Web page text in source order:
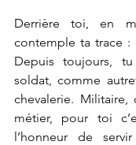
Derrière toi, en
contemple ta trace :
Depuis toujours,
soldat, comme
chevalerie. Militaire,
métier, pour toi
l’honneur de